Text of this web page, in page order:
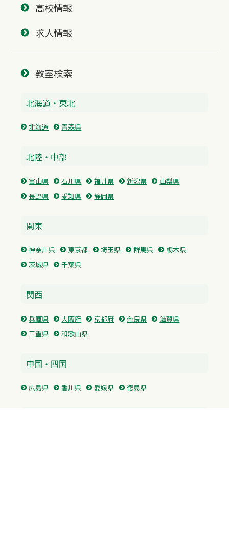
高校情報
求人情報
教室検索
北海道・東北
北海道 青森県
北陸・中部
富山県 石川県 福井県 新潟県
山梨県
長野県
愛知県 静岡県
関東
神奈川県 東京都 埼玉県 群馬県
栃木県
茨城県
千葉県
関西
兵庫県 大阪府 京都府 奈良県
滋賀県
三重県
和歌山県
中国・四国
広島県 香川県 愛媛県 徳島県